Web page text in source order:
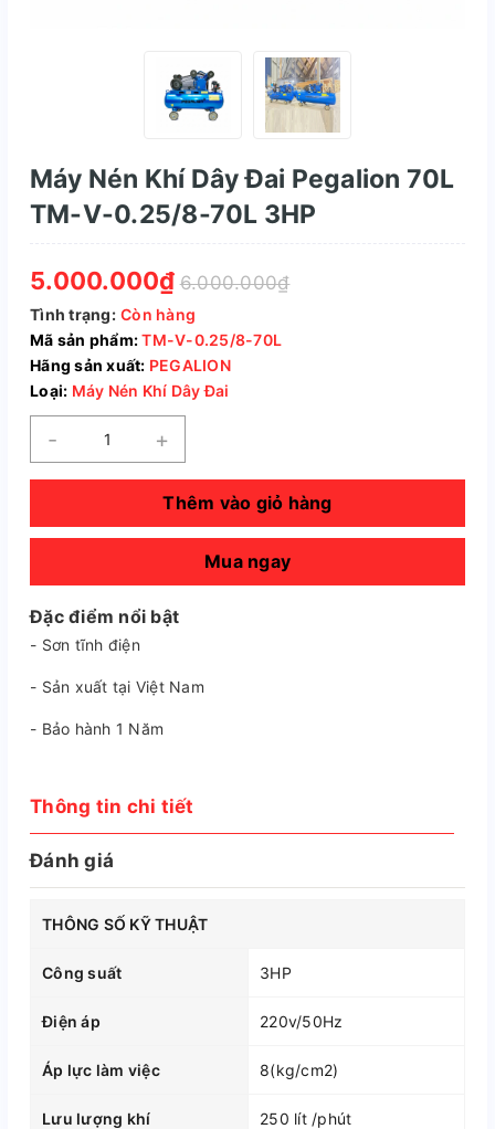
Máy Nén Khí Dây Đai Pegalion 70L
TM-V-0.25/8-70L 3HP
5.000.000₫ 6.000.000₫
Tình trạng: Còn hàng
Mã sản phẩm:TM-V-0.25/8-70L
Hãng sản xuất: PEGALION
Loại: Máy Nén Khí Dây Đai
- +
Thêm vào giỏ hàng
Mua ngay
Đặc điểm nổi bật
- Sơn tĩnh điện
- Sản xuất tại Việt Nam
- Bảo hành 1 Năm
Thông tin chi tiết
Đánh giá
THÔNG SỐ KỸ THUẬT
Công suất 3HP
Điện áp 220v/50Hz
Áp lực làm việc 8(kg/cm2)
Lưu lượng khí 250 lít /phút